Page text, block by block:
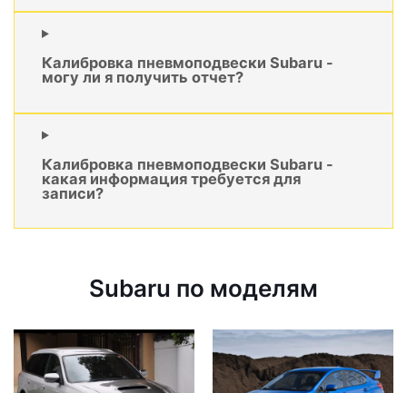
Калибровка пневмоподвески Subaru -
могу ли я получить отчет?
Калибровка пневмоподвески Subaru -
какая информация требуется для
записи?
Subaru по моделям